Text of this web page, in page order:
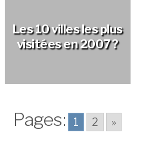
Les 10 villes les plus
visitées en 2007 ?
Pages: 1 2 »